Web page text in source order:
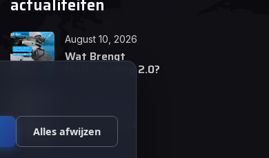
actualiteiten
August 10, 2026
Wat Brengt
Markttrading 2.0?
Tips en Tricks
Alles afwijzen